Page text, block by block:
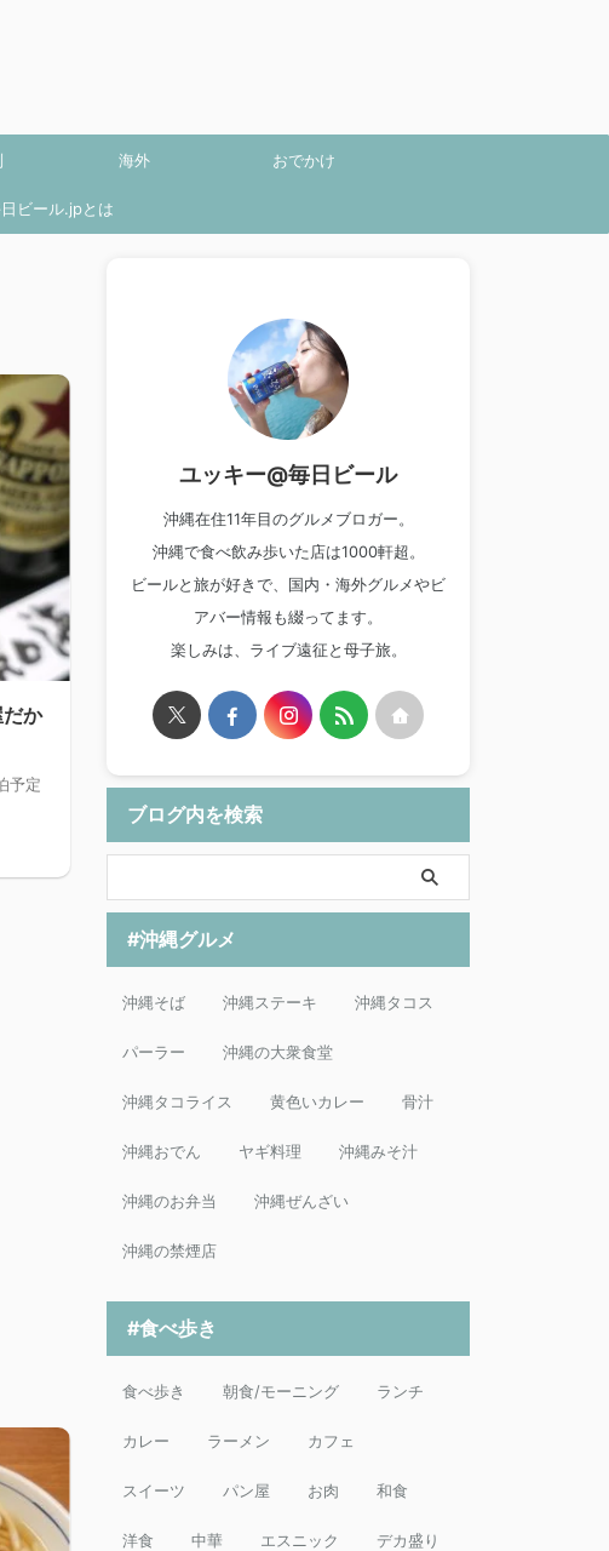
海外 おでかけ
ビール.jpとは
か
予定
ユッキー@毎日ビール
沖縄在住11年目のグルメブロガー。
沖縄で食べ飲み歩いた店は1000軒超。
ビールと旅が好きで、国内・海外グルメやビ
アバー情報も綴ってます。
楽しみは、ライブ遠征と母子旅。
ブログ内を検索
#沖縄グルメ
沖縄そば 沖縄ステーキ 沖縄タコス
パーラー 沖縄の大衆食堂
沖縄タコライス 黄色いカレー 骨汁
沖縄おでん ヤギ料理 沖縄みそ汁
沖縄のお弁当 沖縄ぜんざい
沖縄の禁煙店
#食べ歩き
食べ歩き 朝食/モーニング ランチ
カレー ラーメン カフェ
スイーツ パン屋 お肉 和食
洋食 中華 エスニック デカ盛り